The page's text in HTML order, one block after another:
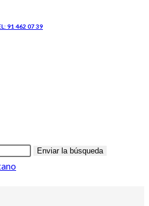
91 462 07 39
Enviar la búsqueda